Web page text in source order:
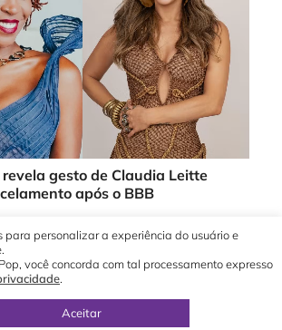
revela gesto de Claudia Leitte
após o BBB
para personalizar a experiência do usuário e
você concorda com tal processamento expresso
Aceitar